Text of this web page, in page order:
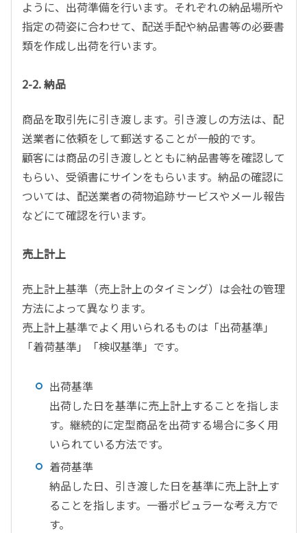
ように、出荷準備を行います。それぞれの納品場所や
指定の荷姿に合わせて、配送手配や納品書等の必要書
類を作成し出荷を行います。
2-2. 納品
商品を取引先に引き渡します。引き渡しの方法は、配
送業者に依頼をして郵送することが一般的です。
顧客には商品の引き渡しとともに納品書等を確認して
もらい、受領書にサインをもらいます。納品の確認に
ついては、配送業者の荷物追跡サービスやメール報告
などにて確認を行います。
売上計上
売上計上基準（売上計上のタイミング）は会社の管理
方法によって異なります。
売上計上基準でよく用いられるものは「出荷基準」
「着荷基準」「検収基準」です。
出荷基準
出荷した日を基準に売上計上することを指しま
す。継続的に定型商品を出荷する場合に多く用
いられている方法です。
着荷基準
納品した日、引き渡した日を基準に売上計上す
ることを指します。一番ポピュラーな考え方で
す。